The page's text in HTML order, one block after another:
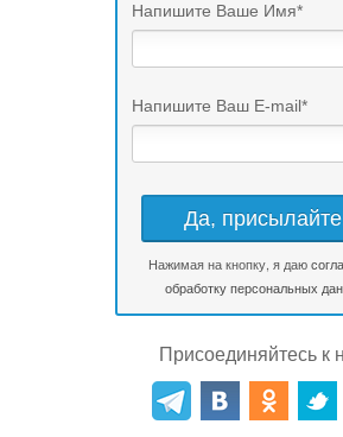
Напишите Ваше Имя*
Напишите Ваш E-mail*
Нажимая на кнопку, я даю
обработку персональных
Присоединяйтесь к